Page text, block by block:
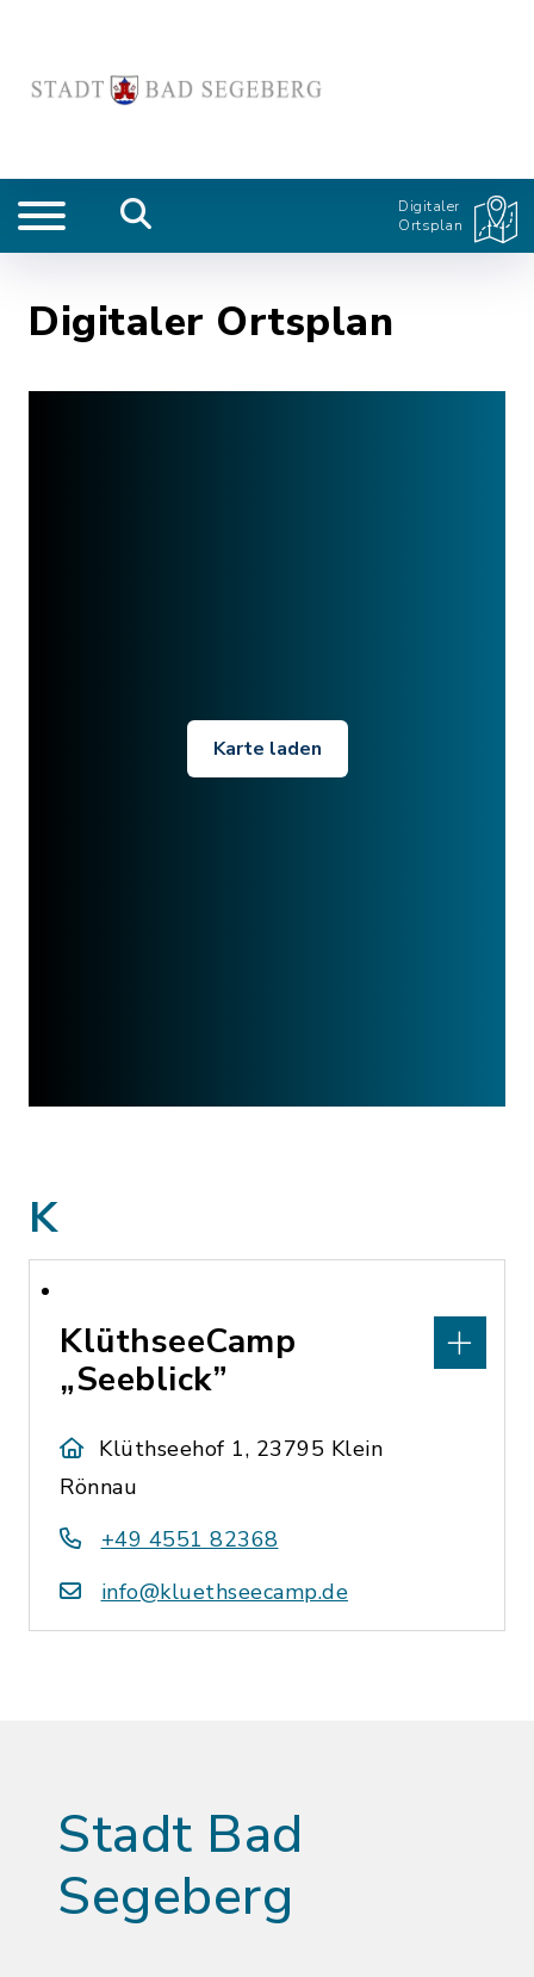
Digitaler
Ortsplan
Digitaler Ortsplan
Karte laden
K
KlüthseeCamp
„Seeblick”
Klüthseehof 1, 23795 Klein
Rönnau
+49 4551 82368
info@kluethseecamp.de
Stadt Bad
Segeberg